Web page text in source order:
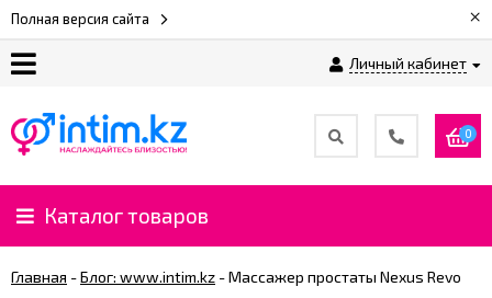
Полная версия сайта ×
Личный кабинет
нас
Доставка
и
0
Каталог товаров
Главная -Блог: www.intim.kz -​Массажер простаты Nexus Revo